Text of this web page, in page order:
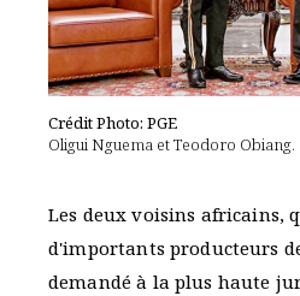
Crédit Photo: PGE
Oligui Nguema et Teodoro Obiang.
Les deux voisins africains,
d'importants producteurs
demandé à la plus haute